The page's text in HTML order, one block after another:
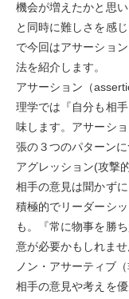
機会が増えたかと思
と同時に難しさを感
で今回はアサーショ
法を紹介します。
アサーション（
理学では『自分も相
味します。アサーシ
張の３つのパターン
アグレッション(攻撃
相手の意見は聞かず
積極的でリーダーシ
も。『常に物事を勝
意が必要かもしれま
ノン・アサーティブ（
相手の意見や考えを